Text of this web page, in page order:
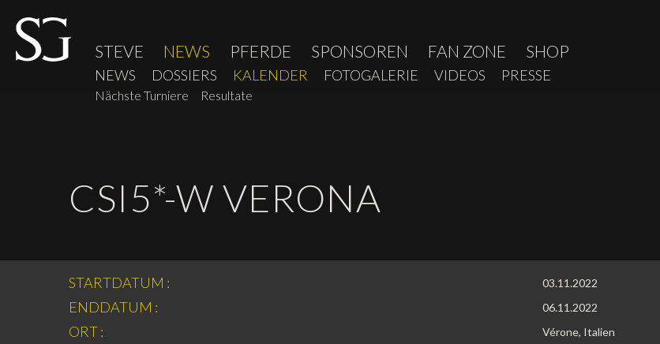
STEVE NEWS PFERDE SPONSOREN FAN ZONE SHOP
NEWS DOSSIERS KALENDER
Nächste Turniere Resultate
FOTOGALERIE VIDEOS PRESSE
CSI5*-W VERONA
STARTDATUM : 03.11.2022
ENDDATUM : 06.11.2022
ORT : Vérone, Italien